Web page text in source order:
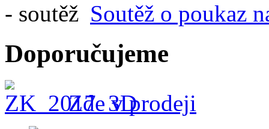
Soutěž o poukaz
Doporučujeme
Zde v prodeji